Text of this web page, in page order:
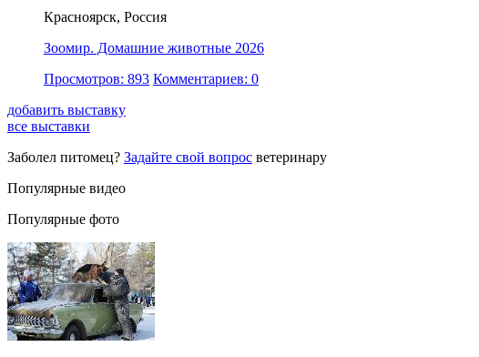
Красноярск, Россия
Зоомир. Домашние животные 2026
Просмотров: 893 Комментариев: 0
добавить выставку
все выставки
Заболел питомец? Задайте свой вопрос ветеринару
Популярные видео
Популярные фото